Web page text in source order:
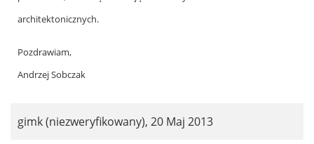
architektonicznych.
Pozdrawiam,
Andrzej Sobczak
gimk (niezweryfikowany), 20 Maj 2013